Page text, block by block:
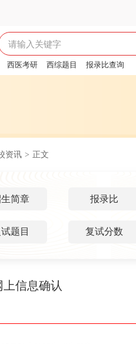
西医考研 西综题目
报录比查询
西医考研报名时间
资讯 > 正文
简章 报录比
题目 复试分数
信息确认